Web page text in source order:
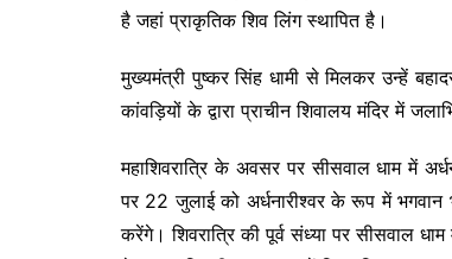
है जहां प्राकृतिक शिव लिंग स्थापित है।
मुख्यमंत्री पुष्कर सिंह धामी से मिलकर उन्हें
कांवड़ियों के द्वारा प्राचीन शिवालय मंदिर में
महाशिवरात्रि के अवसर पर सीसवाल धाम में
पर 22 जुलाई को अर्धनारीश्वर के रूप में भगवान
करेंगे। शिवरात्रि की पूर्व संध्या पर सीसवाल